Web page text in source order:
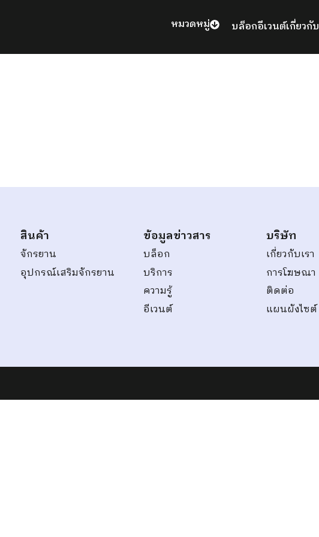
หมวดหมู่ บล็อกอีเวนต์เกี่ยวกั
สินค้า
จักรยาน
อุปกรณ์เสริมจักรยาน
ข้อมูลข่าวสาร
บล็อก
บริการ
ความรู้
อีเวนต์
บริษัท
เกี่ยวกับเรา
การโฆษณา
ติดต่อ
แผนผังไซต์